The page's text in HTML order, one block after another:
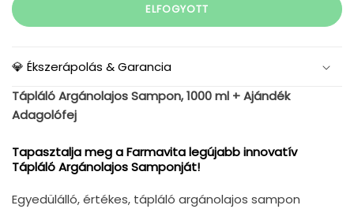
ELFOGYOTT
💎 Ékszerápolás & Garancia
Tápláló Argánolajos Sampon, 1000 ml + Ajándék
Adagolófej
Tapasztalja meg a Farmavita legújabb innovatív
Tápláló Argánolajos Samponját!
Egyedülálló, értékes, tápláló argánolajos sampon